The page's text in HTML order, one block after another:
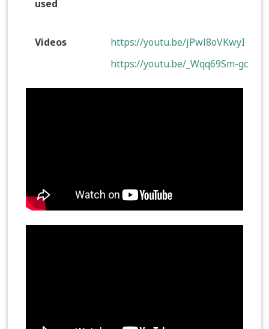
used
Videos
https://youtu.be/jPwl8oVKwyI
https://youtu.be/_Wqq69Sm-gc